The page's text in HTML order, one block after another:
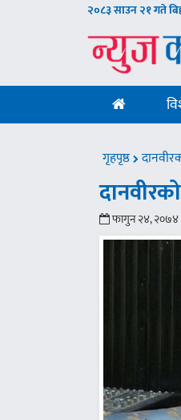
२०८३ साउन २१ गते
गृहपृष्ठ
फागुन २४, २०७४